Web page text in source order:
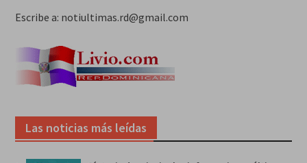
Escribe a: notiultimas.rd@gmail.com
Las noticias más leídas